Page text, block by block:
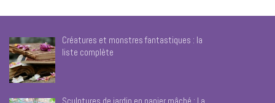
Créatures et monstres fantastiques : la
liste complète